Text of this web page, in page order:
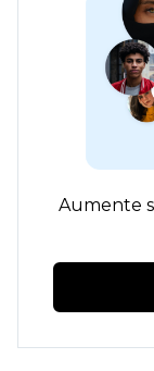
Aumente